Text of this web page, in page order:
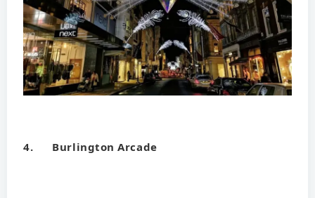
4. Burlington Arcade